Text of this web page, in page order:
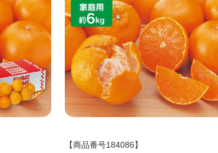
【商品番号184086】